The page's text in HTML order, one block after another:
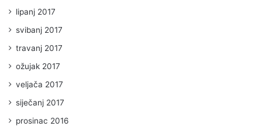
lipanj 2017
svibanj 2017
travanj 2017
ožujak 2017
veljača 2017
siječanj 2017
prosinac 2016